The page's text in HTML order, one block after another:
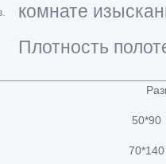
комнате
Плотность